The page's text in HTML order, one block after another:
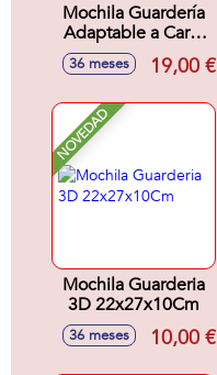
Mochila Guardería
Adaptable a Carro
22x27x10Cm
36 meses 19,00 €
NOVEDAD
Mochila Guarderia
3D 22x27x10Cm
36 meses 10,00 €